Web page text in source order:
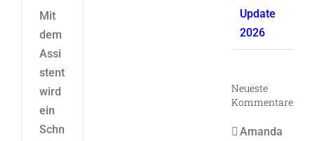
Mit
dem
Assi
stent
wird
ein
Schn
Update
2026
Neueste
Kommentare
Amanda